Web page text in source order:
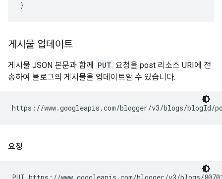
게시물 업데이트
게시물 JSON 본문과 함께 PUT 요청을 post 리소스 URI에 전
송하여 블로그의 게시물을 업데이트할 수 있습니다.
https://www.googleapis.com/blogger/v3/blogs/blogId/
요청